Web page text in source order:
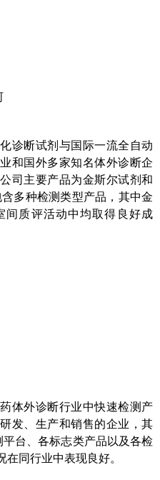
诊断试剂与国际一流全自动
和国外多家知名体外诊断企
司主要产品为金斯尔试剂和
多种检测类型产品，其中金
间质评活动中均取得良好成
体外诊断行业中快速检测产
发、生产和销售的企业，其
台、各标志类产品以及各检
同行业中表现良好。